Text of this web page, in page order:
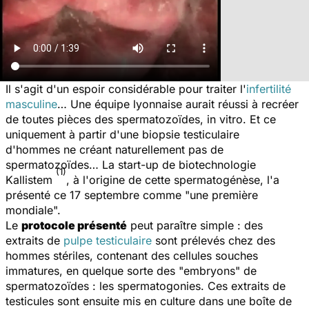
Il s'agit d'un espoir considérable pour traiter l'infertilité
masculine… Une équipe lyonnaise aurait réussi à recréer
de toutes pièces des spermatozoïdes, in vitro. Et ce
uniquement à partir d'une biopsie testiculaire
d'hommes ne créant naturellement pas de
spermatozoïdes… La start-up de biotechnologie
Kallistem
(1)
, à l'origine de cette spermatogénèse, l'a
présenté ce 17 septembre comme "une première
mondiale".
Le protocole présenté peut paraître simple : des
extraits de pulpe testiculaire sont prélevés chez des
hommes stériles, contenant des cellules souches
immatures, en quelque sorte des "embryons" de
spermatozoïdes : les spermatogonies. Ces extraits de
testicules sont ensuite mis en culture dans une boîte de